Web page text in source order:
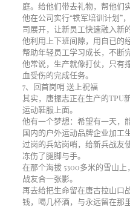
庭。给他们带去礼物，帮他们
他在公司实行“铁军培训计划”
司展开，让新员工快速融入新
他利用上下班间隙，用自已的
帮助年轻员工学习成长，不断
他常说，生产就像打仗，只有
血受伤的完成任务。
7、回首岗哨 送上祝福
其实，唐振志正在生产的TPU
运动鞋服上面。
他有一个梦想：希望有一天，
国内的户外运动品牌企业加工
过岗的兵站岗哨，给新兵战友
冻伤了腿脚与手。
在那个海拔 5300多米的雪山
战友合一张影。
再去给把生命留在唐古拉山口
钱，喝几杯酒，与永远留在那